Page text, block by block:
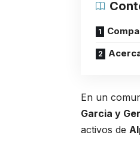
En un
Garcia y
activos de